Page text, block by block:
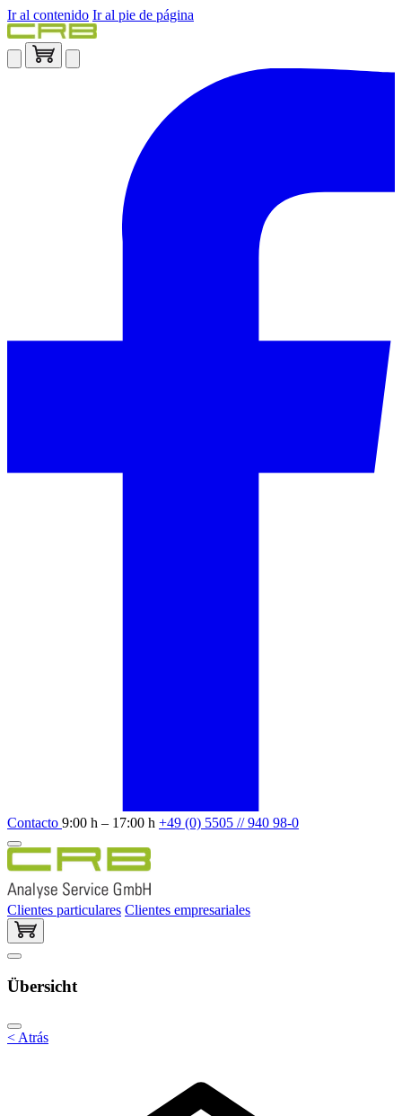
Ir al contenido Ir al pie de página
Contacto 9:00 h – 17:00 h +49 (0) 5505 // 940 98-0
Clientes particulares Clientes empresariales
Übersicht
< Atrás